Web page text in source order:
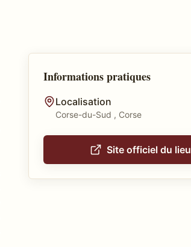
Informations pratiques
Localisation
Corse-du-Sud , Corse
Site officiel du lieu